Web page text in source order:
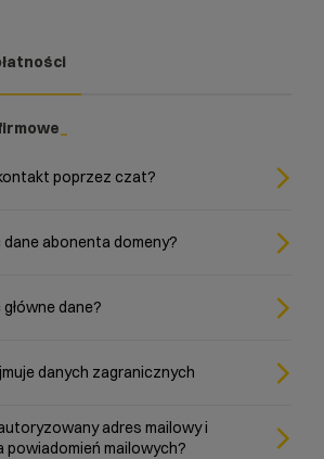
poprzez czat?
abonenta domeny?
dane?
danych zagranicznych
adres mailowy i
powiadomień mailowych?